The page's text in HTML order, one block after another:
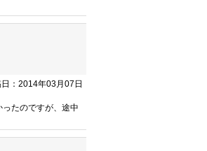
：2014年03月07日
たのですが、途中